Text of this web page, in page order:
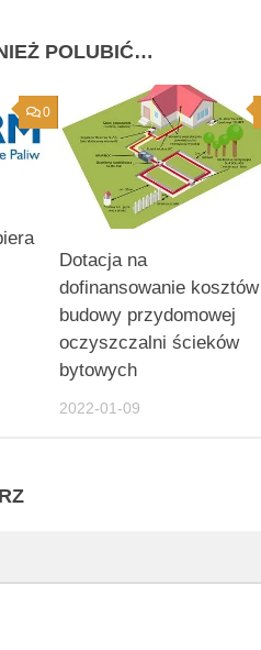
POLUBIĆ…
0
Dotacja na
dofinansowanie kosztów
budowy przydomowej
oczyszczalni ścieków
bytowych
2022-01-09